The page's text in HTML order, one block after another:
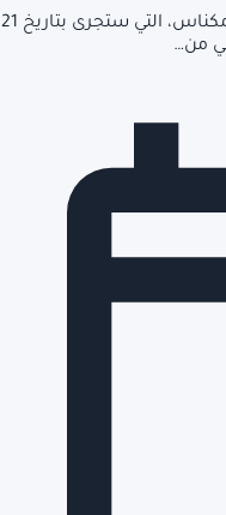
ينتظر أن تشهد الانتخابات الجزئية بدائرة مكناس، التي ستجرى بتاريخ 21
من…